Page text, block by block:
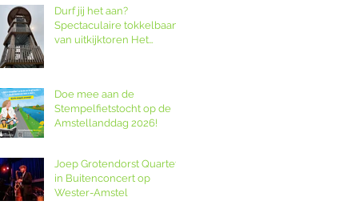
Durf jij het aan?
Spectaculaire tokkelbaan
van uitkijktoren Het
Doe mee aan de
Stempelfietstocht op de
Amstellanddag 2026!
Joep Grotendorst Quartet
in Buitenconcert op
Wester-Amstel